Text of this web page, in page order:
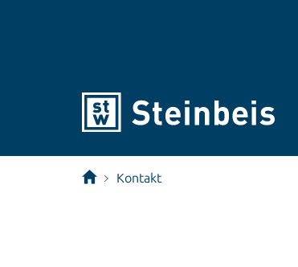
Kontakt